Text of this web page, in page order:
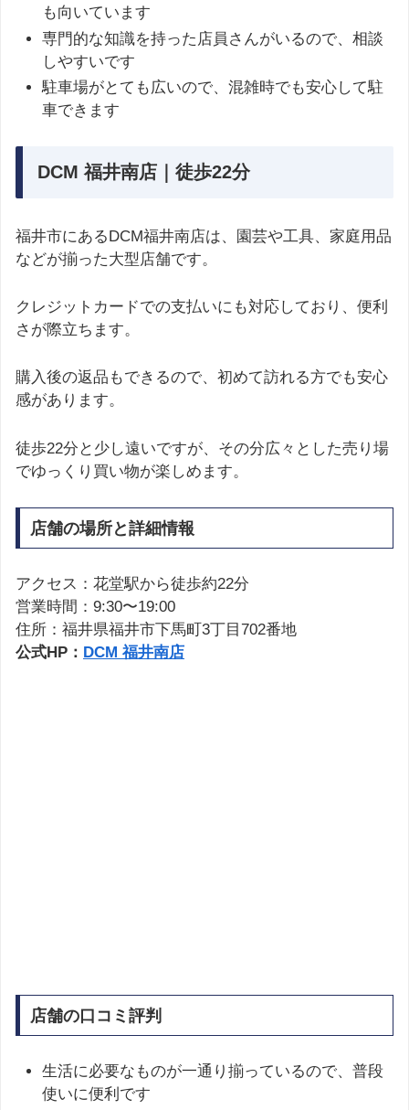
も向いています
専門的な知識を持った店員さんがいるので、相談
しやすいです
駐車場がとても広いので、混雑時でも安心して駐
車できます
DCM 福井南店｜徒歩22分
福井市にあるDCM福井南店は、園芸や工具、家庭用品
などが揃った大型店舗です。
クレジットカードでの支払いにも対応しており、便利
さが際立ちます。
購入後の返品もできるので、初めて訪れる方でも安心
感があります。
徒歩22分と少し遠いですが、その分広々とした売り場
でゆっくり買い物が楽しめます。
店舗の場所と詳細情報
アクセス：花堂駅から徒歩約22分
営業時間：9:30〜19:00
住所：福井県福井市下馬町3丁目702番地
公式HP： DCM 福井南店
店舗の口コミ評判
生活に必要なものが一通り揃っているので、普段
使いに便利です